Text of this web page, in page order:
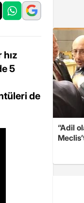
5
de
“Adil